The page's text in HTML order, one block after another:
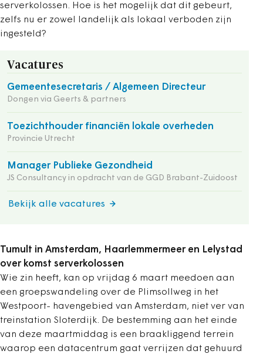
serverkolossen. Hoe is het mogelijk dat dit gebeurt,
zelfs nu er zowel landelijk als lokaal verboden zijn
ingesteld?
Vacatures
Gemeentesecretaris / Algemeen Directeur
Dongen via Geerts & partners
Toezichthouder financiën lokale overheden
Provincie Utrecht
Manager Publieke Gezondheid
JS Consultancy in opdracht van de GGD Brabant-Zuidoost
Bekijk alle vacatures
Tumult in Amsterdam, Haarlemmermeer en Lelystad
over komst serverkolossen
Wie zin heeft, kan op vrijdag 6 maart meedoen aan
een groepswandeling over de Plimsollweg in het
Westpoort- havengebied van Amsterdam, niet ver van
treinstation Sloterdijk. De bestemming aan het einde
van deze maartmiddag is een braakliggend terrein
waarop een datacentrum gaat verrijzen dat gehuurd